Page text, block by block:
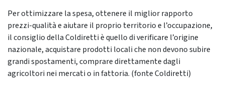
Per ottimizzare la spesa, ottenere il miglior rapporto
prezzi-qualità e aiutare il proprio territorio e l’occupazione,
il consiglio della Coldiretti è quello di verificare l’origine
nazionale, acquistare prodotti locali che non devono subire
grandi spostamenti, comprare direttamente dagli
agricoltori nei mercati o in fattoria. (fonte Coldiretti)